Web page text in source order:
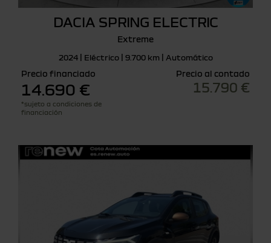
DACIA SPRING ELECTRIC
Extreme
2024 | Eléctrico | 9.700 km | Automático
Precio financiado
14.690 €
*sujeto a condiciones de
financiación
Precio al contado
15.790 €